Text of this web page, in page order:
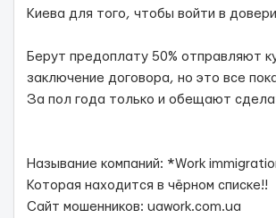
Киева для того, чтобы войти в
Берут предоплату 50% отправляют
заключение договора, но это все
За пол года только и обещают
Называние компаний: *Work
Которая находится в чёрном списке!!
Сайт мошенников: uawork.com.ua